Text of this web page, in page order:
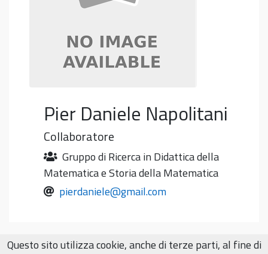
Pier Daniele Napolitani
Collaboratore
Gruppo di Ricerca in Didattica della
Matematica e Storia della Matematica
pierdaniele@gmail.com
Questo sito utilizza cookie, anche di terze parti, al fine di